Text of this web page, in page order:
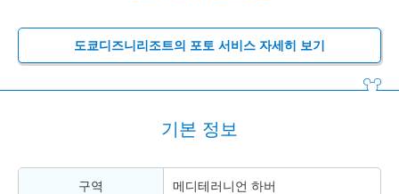
도쿄디즈니리조트의 포토 서비스 자세히 보기
기본 정보
구역 메디테러니언 하버